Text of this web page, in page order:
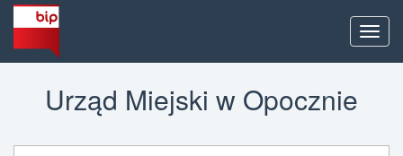
Menu
Urząd Miejski w Opocznie
Szukaj